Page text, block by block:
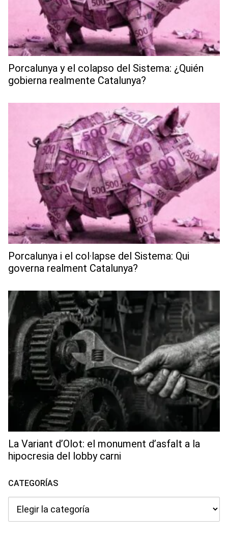
Porcalunya y el colapso del Sistema: ¿Quién
gobierna realmente Catalunya?
Porcalunya i el col·lapse del Sistema: Qui
governa realment Catalunya?
La Variant d’Olot: el monument d’asfalt a la
hipocresia del lobby carni
CATEGORÍAS